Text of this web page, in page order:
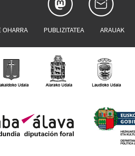
OHARRA PUBLIZITATEA ARAUAK